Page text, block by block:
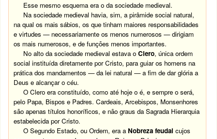
Esse mesmo esquema era o da sociedade medieval.
Na sociedade medieval havia, sim, a pirâmide social natural,
na qual os mais sábios, os que tinham maiores responsabilidades
e virtudes — necessariamente os menos numerosos — dirigiam
os mais numerosos, e de funções menos importantes.
No alto da sociedade medieval estava oClero, única ordem
social instituída diretamente por Cristo, para guiar os homens na
prática dos mandamentos — da lei natural — a fim de dar glória a
Deus e alcançar o céu.
O Clero era constituído, como até hoje o é, e sempre o será,
pelo Papa, Bispos e Padres. Cardeais, Arcebispos, Monsenhores
são apenas títulos honoríficos, e não graus da Sagrada Hierarquia
estabelecida por Cristo.
O Segundo Estado, ou Ordem, era aNobreza feudal cujos